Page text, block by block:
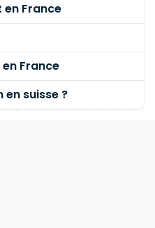
France
France
en suisse ?